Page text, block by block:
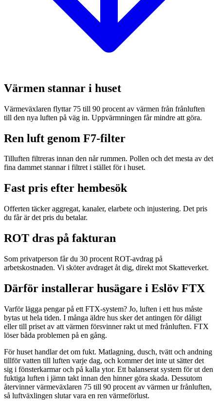
Värmen stannar i huset
Värmeväxlaren flyttar 75 till 90 procent av värmen från frånluften
till den nya luften på väg in. Uppvärmningen får mindre att göra.
Ren luft genom F7-filter
Tilluften filtreras innan den når rummen. Pollen och det mesta av det
fina dammet stannar i filtret i stället för i huset.
Fast pris efter hembesök
Offerten täcker aggregat, kanaler, elarbete och injustering. Det pris
du får är det pris du betalar.
ROT dras på fakturan
Som privatperson får du 30 procent ROT-avdrag på
arbetskostnaden. Vi sköter avdraget åt dig, direkt mot Skatteverket.
Därför installerar husägare i Eslöv FTX
Varför lägga pengar på ett FTX-system? Jo, luften i ett hus måste
bytas ut hela tiden. I många äldre hus sker det antingen för dåligt
eller till priset av att värmen försvinner rakt ut med frånluften. FTX
löser båda problemen på en gång.
För huset handlar det om fukt. Matlagning, dusch, tvätt och andning
tillför vatten till luften varje dag, och kommer det inte ut sätter det
sig i fönsterkarmar och på kalla ytor. Ett balanserat system för ut den
fuktiga luften i jämn takt innan den hinner göra skada. Dessutom
återvinner värmeväxlaren 75 till 90 procent av värmen ur frånluften,
så luftväxlingen slutar vara en ren värmeförlust.